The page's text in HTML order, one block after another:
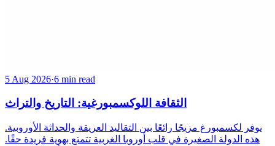
5 Aug 2026·6 min read
الثقافة اللوكسمبورغية: التاريخ والتراث
يوفر لكسمبورغ مزيجًا رائعًا بين التقاليد العريقة والحداثة الأوروبية.
هذه الدولة الصغيرة في قلب أوروبا الغربية تتمتع بهوية فريدة حقًا.